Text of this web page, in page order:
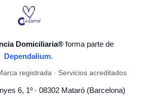
Domiciliaria®forma parte de
Dependalium.
registrada · Servicios acreditados
6, 1º · 08302 Mataró (Barcelona)